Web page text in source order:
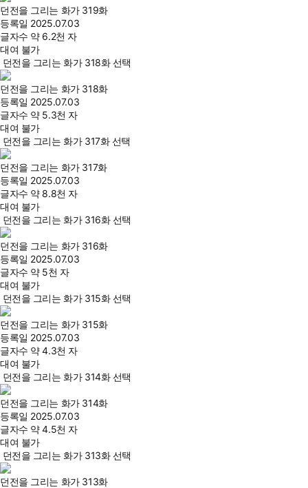
던전을 그리는 화가 319화
등록일 2025.07.03
글자수 약 6.2천 자
대여 불가
던전을 그리는 화가 318화 선택
던전을 그리는 화가 318화
등록일 2025.07.03
글자수 약 5.3천 자
대여 불가
던전을 그리는 화가 317화 선택
던전을 그리는 화가 317화
등록일 2025.07.03
글자수 약 8.8천 자
대여 불가
던전을 그리는 화가 316화 선택
던전을 그리는 화가 316화
등록일 2025.07.03
글자수 약 5천 자
대여 불가
던전을 그리는 화가 315화 선택
던전을 그리는 화가 315화
등록일 2025.07.03
글자수 약 4.3천 자
대여 불가
던전을 그리는 화가 314화 선택
던전을 그리는 화가 314화
등록일 2025.07.03
글자수 약 4.5천 자
대여 불가
던전을 그리는 화가 313화 선택
던전을 그리는 화가 313화